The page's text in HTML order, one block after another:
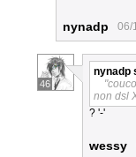
nynadp 06/
46
nynadp
non dsl
? '-'
wessy